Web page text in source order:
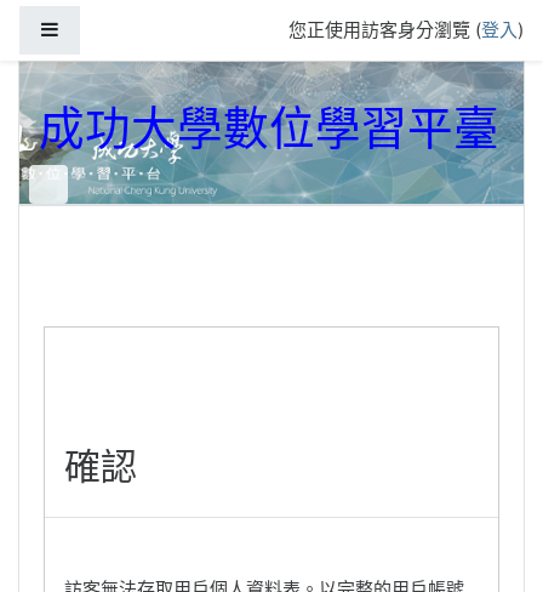
您正使用訪客身分瀏覽 (登入)
成功大學數位學習平臺
確認